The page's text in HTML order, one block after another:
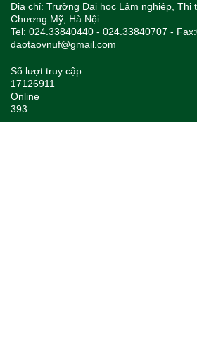
Địa chỉ: Trường Đại học Lâm nghiệp, Thị
Chương Mỹ, Hà Nội
Tel: 024.33840440 - 024.33840707 -
daotaovnuf@gmail.com
Số lượt truy cập
17126911
Online
393